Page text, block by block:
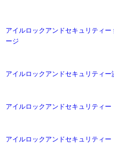
アイルロックアンドセキュリティ
ージ
アイルロックアンドセキュリティ
アイルロックアンドセキュリティ
アイルロックアンドセキュリティ